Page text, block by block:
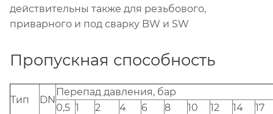
действительны также для резьбового,
приварного и под сварку BW и SW
Пропускная способность
Тип DN
Перепад давления, бар
0,5 1 2 4 6 8 10 12 14 17